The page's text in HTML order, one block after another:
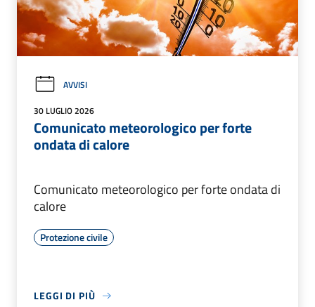
AVVISI
30 LUGLIO 2026
Comunicato meteorologico per forte
ondata di calore
Comunicato meteorologico per forte ondata di
calore
Protezione civile
LEGGI DI PIÙ